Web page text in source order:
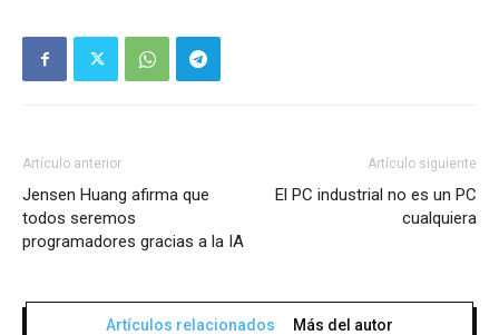
Artículo anterior
Jensen Huang afirma que
todos seremos
programadores gracias a la IA
Artículo siguiente
El PC industrial no es un PC
cualquiera
Artículos relacionados Más del autor